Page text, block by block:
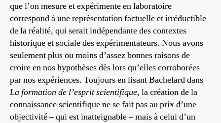
que l’on mesure et expérimente en laboratoire
correspond à une représentation factuelle et irréductible
de la réalité, qui serait indépendante des contextes
historique et sociale des expérimentateurs. Nous avons
seulement plus ou moins d’assez bonnes raisons de
croire en nos hypothèses dès lors qu’elles corroborées
par nos expériences. Toujours en lisant Bachelard dans
La formation de l’esprit scientifique, la création de la
connaissance scientifique ne se fait pas au prix d’une
objectivité – qui est inatteignable – mais à celui d’un